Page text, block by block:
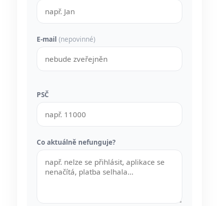
E-mail (nepovinné)
PSČ
Co aktuálně nefunguje?